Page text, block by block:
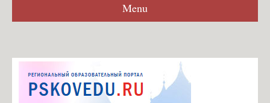
Menu
Гостевая книга
Согласие на обработку персональных данных для формы
обратной связи